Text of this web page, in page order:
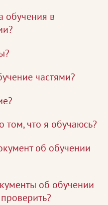
обучения в
частями?
том, что я обучаюсь?
об обучении
об обучении